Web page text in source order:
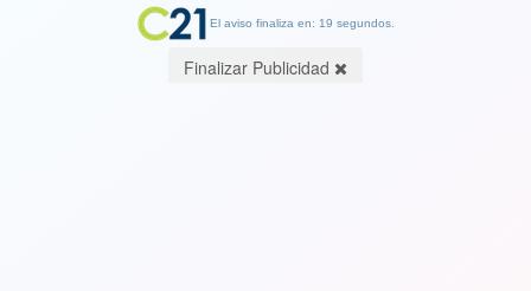
El aviso finaliza en: 19 segundos.
Finalizar Publicidad